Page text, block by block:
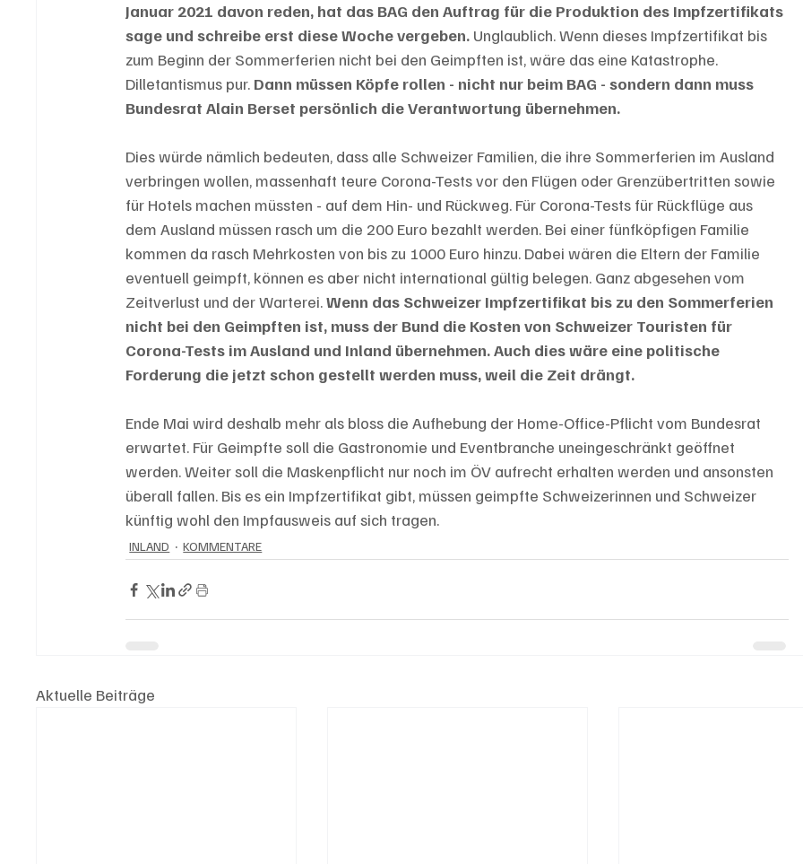
Januar 2021 davon reden, hat das BAG den Auftrag für die Produktion des Impfzertifikats
sage und schreibe erst diese Woche vergeben. Unglaublich. Wenn dieses Impfzertifikat bis
zum Beginn der Sommerferien nicht bei den Geimpften ist, wäre das eine Katastrophe.
Dilletantismus pur. Dann müssen Köpfe rollen - nicht nur beim BAG - sondern dann muss
Bundesrat Alain Berset persönlich die Verantwortung übernehmen.
Dies würde nämlich bedeuten, dass alle Schweizer Familien, die ihre Sommerferien im Ausland
verbringen wollen, massenhaft teure Corona-Tests vor den Flügen oder Grenzübertritten sowie
für Hotels machen müssten - auf dem Hin- und Rückweg. Für Corona-Tests für Rückflüge aus
dem Ausland müssen rasch um die 200 Euro bezahlt werden. Bei einer fünfköpfigen Familie
kommen da rasch Mehrkosten von bis zu 1000 Euro hinzu. Dabei wären die Eltern der Familie
eventuell geimpft, können es aber nicht international gültig belegen. Ganz abgesehen vom
Zeitverlust und der Warterei. Wenn das Schweizer Impfzertifikat bis zu den Sommerferien
nicht bei den Geimpften ist, muss der Bund die Kosten von Schweizer Touristen für
Corona-Tests im Ausland und Inland übernehmen. Auch dies wäre eine politische
Forderung die jetzt schon gestellt werden muss, weil die Zeit drängt.
Ende Mai wird deshalb mehr als bloss die Aufhebung der Home-Office-Pflicht vom Bundesrat
erwartet. Für Geimpfte soll die Gastronomie und Eventbranche uneingeschränkt geöffnet
werden. Weiter soll die Maskenpflicht nur noch im ÖV aufrecht erhalten werden und ansonsten
überall fallen. Bis es ein Impfzertifikat gibt, müssen geimpfte Schweizerinnen und Schweizer
künftig wohl den Impfausweis auf sich tragen.
INLAND KOMMENTARE
Aktuelle Beiträge